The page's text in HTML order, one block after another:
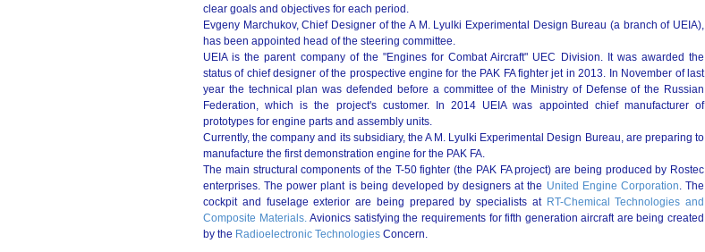
clear goals and objectives for each period.
Evgeny Marchukov, Chief Designer of the A M. Lyulki Experimental Design Bureau (a branch of UEIA),
has been appointed head of the steering committee.
UEIA is the parent company of the "Engines for Combat Aircraft" UEC Division. It was awarded the
status of chief designer of the prospective engine for the PAK FA fighter jet in 2013. In November of last
year the technical plan was defended before a committee of the Ministry of Defense of the Russian
Federation, which is the project's customer. In 2014 UEIA was appointed chief manufacturer of
prototypes for engine parts and assembly units.
Currently, the company and its subsidiary, the A M. Lyulki Experimental Design Bureau, are preparing to
manufacture the first demonstration engine for the PAK FA.
The main structural components of the T-50 fighter (the PAK FA project) are being produced by Rostec
enterprises. The power plant is being developed by designers at the United Engine Corporation. The
cockpit and fuselage exterior are being prepared by specialists at RT-Chemical Technologies and
Composite Materials.Avionics satisfying the requirements for fifth generation aircraft are being created
by the Radioelectronic Technologies Concern.